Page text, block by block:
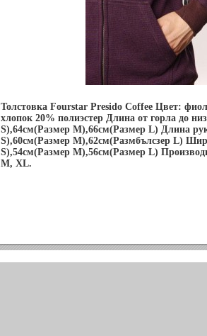
Толстовка Fourstar Presido Coffee Цвет:
хлопок 20% полиэстер Длина от горла до
S),64см(Размер M),66см(Размер L) Длина
S),60см(Размер M),62см(Размбълсзер L)
S),54см(Размер M),56см(Размер L)
M, XL.